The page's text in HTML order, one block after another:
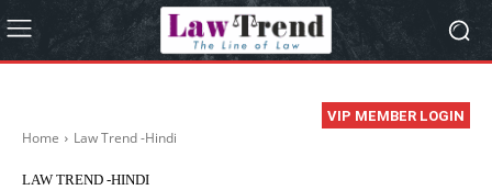
VIP MEMBER LOGIN
Home Law Trend -Hindi
LAW TREND -HINDI